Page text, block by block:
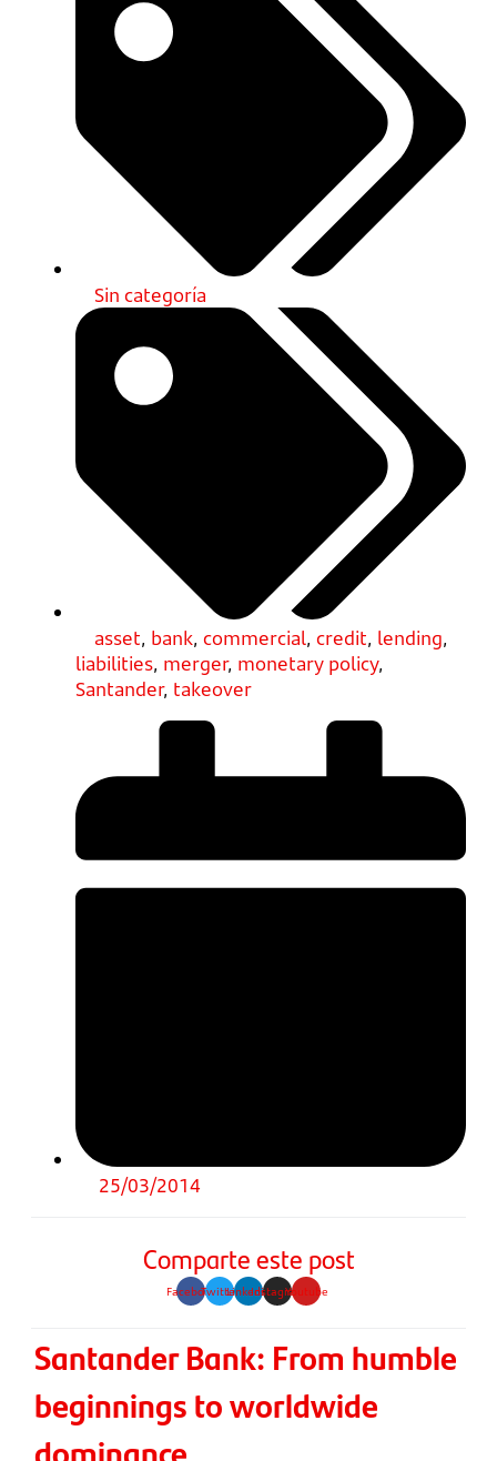
Sin categoría
asset, bank, commercial, credit, lending,
liabilities, merger, monetary policy,
Santander, takeover
25/03/2014
Comparte este post
FacebookTwitterLinkedinInstagramYoutube
Santander Bank: From humble
beginnings to worldwide